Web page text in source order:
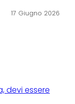
17 Giugno 2026
devi essere